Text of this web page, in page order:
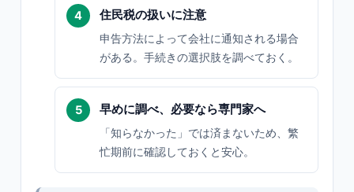
住民税の扱いに注意
申告方法によって会社に通知される場合
がある。手続きの選択肢を調べておく。
早めに調べ、必要なら専門家へ
「知らなかった」では済まないため、繁
忙期前に確認しておくと安心。